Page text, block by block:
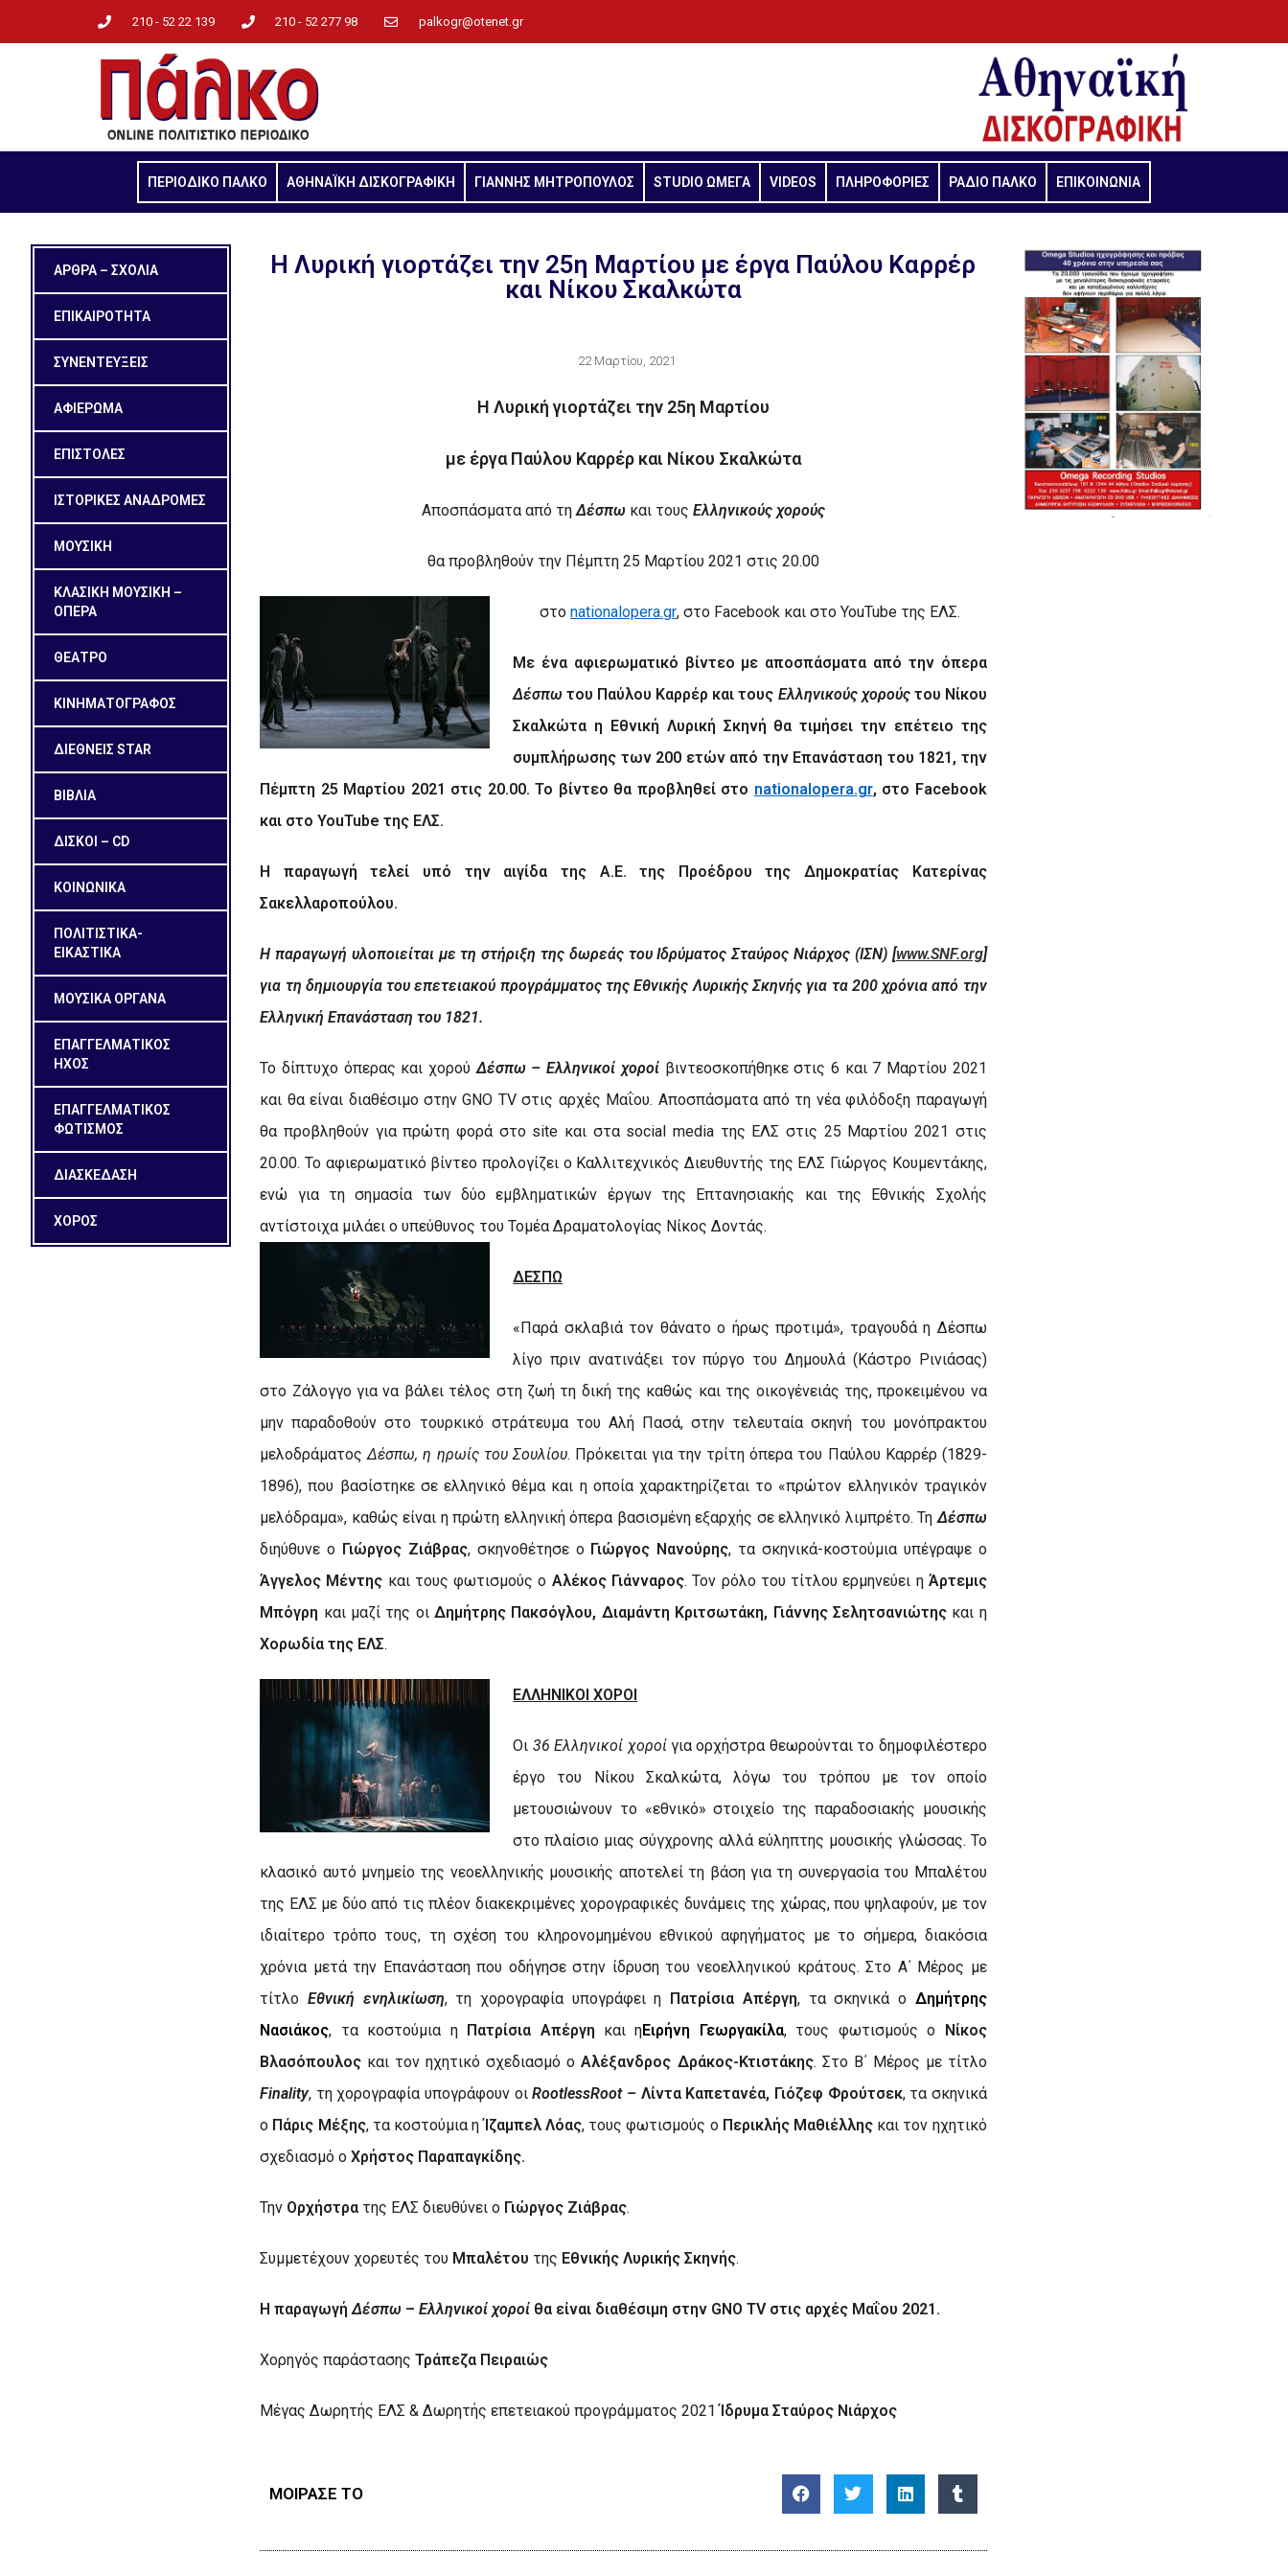
210 - 52 22 139 210 - 52 277 98 palkogr@otenet.gr
ΠΕΡΙΟΔΙΚΟ ΠΑΛΚΟ ΑΘΗΝΑΪΚΗ ΔΙΣΚΟΓΡΑΦΙΚΗ ΓΙΑΝΝΗΣ ΜΗΤΡΟΠΟΥΛΟΣ STUDIO ΩΜΕΓΑ VIDEOS ΠΛΗΡΟΦΟΡΙΕΣ ΡΑΔΙΟ ΠΑΛΚΟ ΕΠΙΚΟΙΝΩΝΙΑ
ΑΡΘΡΑ – ΣΧΟΛΙΑ
ΕΠΙΚΑΙΡΟΤΗΤΑ
ΣΥΝΕΝΤΕΥΞΕΙΣ
ΑΦΙΕΡΩΜΑ
ΕΠΙΣΤΟΛΕΣ
ΙΣΤΟΡΙΚΕΣ ΑΝΑΔΡΟΜΕΣ
ΜΟΥΣΙΚΗ
ΚΛΑΣΙΚΗ ΜΟΥΣΙΚΗ –
ΟΠΕΡΑ
ΘΕΑΤΡΟ
ΚΙΝΗΜΑΤΟΓΡΑΦΟΣ
ΔΙΕΘΝΕΙΣ STAR
ΒΙΒΛΙΑ
ΔΙΣΚΟΙ – CD
ΚΟΙΝΩΝΙΚΑ
ΠΟΛΙΤΙΣΤΙΚΑ-
ΕΙΚΑΣΤΙΚΑ
ΜΟΥΣΙΚΑ ΟΡΓΑΝΑ
ΕΠΑΓΓΕΛΜΑΤΙΚΟΣ
ΗΧΟΣ
ΕΠΑΓΓΕΛΜΑΤΙΚΟΣ
ΦΩΤΙΣΜΟΣ
ΔΙΑΣΚΕΔΑΣΗ
ΧΟΡΟΣ
Η Λυρική γιορτάζει την 25η Μαρτίου με έργα Παύλου Καρρέρ
και Νίκου Σκαλκώτα
22 Μαρτίου, 2021
Η Λυρική γιορτάζει την 25η Μαρτίου
με έργα Παύλου Καρρέρ και Νίκου Σκαλκώτα
Αποσπάσματα από τηΔέσπω και τους Ελληνικούς χορούς
θα προβληθούν την Πέμπτη 25 Μαρτίου 2021 στις 20.00
στο nationalopera.gr, στο Facebookκαι στο YouTubeτης ΕΛΣ.
Με ένα αφιερωματικό βίντεο με αποσπάσματα από την όπερα
Δέσπω του Παύλου Καρρέρ και τους Ελληνικούς χορούςτου Νίκου
Σκαλκώτα η Εθνική Λυρική Σκηνή θα τιμήσει την επέτειο της
συμπλήρωσης των 200 ετών από την Επανάσταση του 1821, την
Πέμπτη 25 Μαρτίου 2021 στις 20.00. Το βίντεο θα προβληθεί στο nationalopera.gr, στο Facebook
και στοYouTube της ΕΛΣ.
Η παραγωγή τελεί υπό την αιγίδα της Α.Ε. της Προέδρου της Δημοκρατίας Κατερίνας
Σακελλαροπούλου.
Η παραγωγή υλοποιείται με τη στήριξη της δωρεάς του Ιδρύματος Σταύρος Νιάρχος (ΙΣΝ) [www.SNF.org]
για τη δημιουργία του επετειακού προγράμματος της Εθνικής Λυρικής Σκηνής για τα 200 χρόνια από την
Ελληνική Επανάσταση του 1821.
To δίπτυχο όπερας και χορούΔέσπω – Ελληνικοί χοροίβιντεοσκοπήθηκε στις 6 και 7 Μαρτίου 2021
και θα είναι διαθέσιμο στηνGNO TVστις αρχές Μαΐου. Αποσπάσματα από τη νέα φιλόδοξη παραγωγή
θα προβληθούν για πρώτη φορά στο site και στα social media της ΕΛΣ στις 25 Μαρτίου 2021 στις
20.00. Το αφιερωματικό βίντεο προλογίζει ο Καλλιτεχνικός Διευθυντής της ΕΛΣ Γιώργος Κουμεντάκης,
ενώ για τη σημασία των δύο εμβληματικών έργων της Επτανησιακής και της Εθνικής Σχολής
αντίστοιχα μιλάει ο υπεύθυνος του Τομέα Δραματολογίας Νίκος Δοντάς.
ΔΕΣΠΩ
«Παρά σκλαβιά τον θάνατο ο ήρως προτιμά», τραγουδά η Δέσπω
λίγο πριν ανατινάξει τον πύργο του Δημουλά (Κάστρο Ρινιάσας)
στο Ζάλογγο για να βάλει τέλος στη ζωή τη δική της καθώς και της οικογένειάς της, προκειμένου να
μην παραδοθούν στο τουρκικό στράτευμα του Αλή Πασά, στην τελευταία σκηνή του μονόπρακτου
μελοδράματοςΔέσπω, η ηρωίς του Σουλίου. Πρόκειται για την τρίτη όπερα του Παύλου Καρρέρ (1829-
1896), που βασίστηκε σε ελληνικό θέμα και η οποία χαρακτηρίζεται το «πρώτον ελληνικόν τραγικόν
μελόδραμα», καθώς είναι η πρώτη ελληνική όπερα βασισμένη εξαρχής σε ελληνικό λιμπρέτο. ΤηΔέσπω
διηύθυνε ο Γιώργος Ζιάβρας, σκηνοθέτησε ο Γιώργος Νανούρης, τα σκηνικά-κοστούμια υπέγραψε ο
Άγγελος Μέντης και τους φωτισμούς ο Αλέκος Γιάνναρος. Τον ρόλο του τίτλου ερμηνεύει η Άρτεμις
Μπόγρη και μαζί της οιΔημήτρης Πακσόγλου, Διαμάντη Κριτσωτάκη, Γιάννης Σελητσανιώτηςκαι η
Χορωδία της ΕΛΣ.
ΕΛΛΗΝΙΚΟΙ ΧΟΡΟΙ
Oι 36 Ελληνικοί χοροί για ορχήστρα θεωρούνται το δημοφιλέστερο
έργο του Νίκου Σκαλκώτα, λόγω του τρόπου με τον οποίο
μετουσιώνουν το «εθνικό» στοιχείο της παραδοσιακής μουσικής
στο πλαίσιο μιας σύγχρονης αλλά εύληπτης μουσικής γλώσσας. Το
κλασικό αυτό μνημείο της νεοελληνικής μουσικής αποτελεί τη βάση για τη συνεργασία του Μπαλέτου
της ΕΛΣ με δύο από τις πλέον διακεκριμένες χορογραφικές δυνάμεις της χώρας, που ψηλαφούν, με τον
ιδιαίτερο τρόπο τους, τη σχέση του κληρονομημένου εθνικού αφηγήματος με το σήμερα, διακόσια
χρόνια μετά την Επανάσταση που οδήγησε στην ίδρυση του νεοελληνικού κράτους. Στο Α΄ Μέρος με
τίτλο Εθνική ενηλικίωση, τη χορογραφία υπογράφει η Πατρίσια Απέργη, τα σκηνικά ο Δημήτρης
Νασιάκος, τα κοστούμια η Πατρίσια Απέργη και ηΕιρήνη Γεωργακίλα, τους φωτισμούς ο
Νίκος
Βλασόπουλος και τον ηχητικό σχεδιασμό οΑλέξανδρος Δράκος-Κτιστάκης. Στο Β΄ Μέρος με τίτλο
Finality, τη χορογραφία υπογράφουν οι RootlessRoot – Λίντα Καπετανέα, Γιόζεφ Φρούτσεκ, τα σκηνικά
ο Πάρις Μέξης, τα κοστούμια ηΊζαμπελ Λόας, τους φωτισμούς ο Περικλής Μαθιέλλης και τον ηχητικό
σχεδιασμό οΧρήστος Παραπαγκίδης.
Την Ορχήστρα της ΕΛΣ διευθύνει ο Γιώργος Ζιάβρας.
Συμμετέχουν χορευτές του Μπαλέτου της Εθνικής Λυρικής Σκηνής.
Η παραγωγήΔέσπω –Ελληνικοί χοροί θα είναι διαθέσιμη στην GNO TVστις αρχές Μαΐου 2021.
Χορηγός παράστασηςΤράπεζα Πειραιώς
Μέγας Δωρητής ΕΛΣ & Δωρητής επετειακού προγράμματος 2021Ίδρυμα Σταύρος Νιάρχος
ΜΟΙΡΑΣΕ ΤΟ